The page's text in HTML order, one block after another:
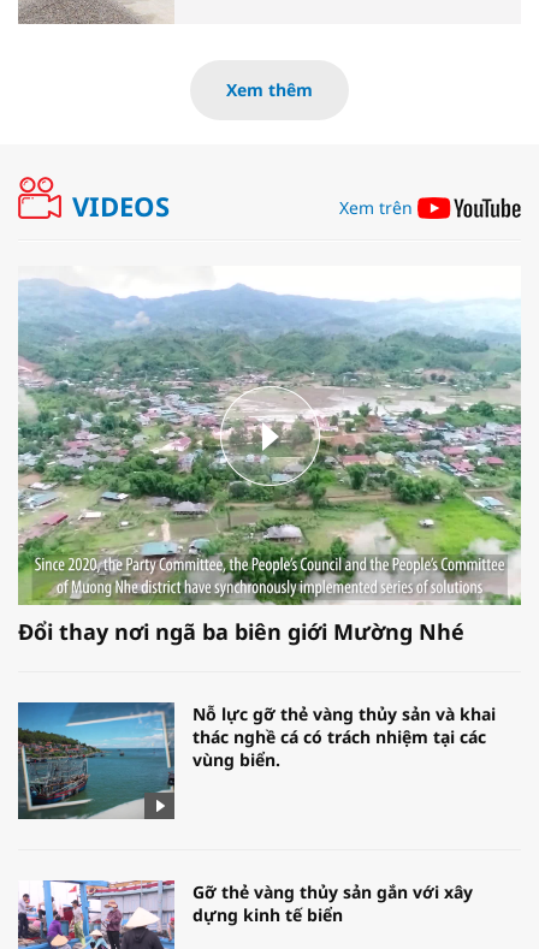
Xem thêm
VIDEOS Xem trên
Đổi thay nơi ngã ba biên giới Mường Nhé
Nỗ lực gỡ thẻ vàng thủy sản và khai
thác nghề cá có trách nhiệm tại các
vùng biển.
Gỡ thẻ vàng thủy sản gắn với xây
dựng kinh tế biển